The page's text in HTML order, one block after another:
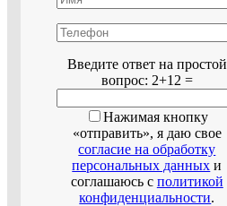
Введите ответ на простой
вопрос: 2+12 =
Нажимая кнопку
«отправить», я даю свое
согласие на обработку
персональных данных и
соглашаюсь с политикой
конфиденциальности.